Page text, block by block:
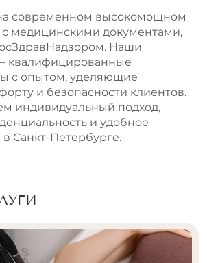
современном высокомощном
медицинскими документами,
Наши
квалифицированные
с опытом, уделяющие
и безопасности клиентов.
индивидуальный подход,
и удобное
Санкт-Петербурге.